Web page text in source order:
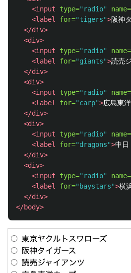
<input
type="radio" name=
<label
for="tigers">阪神
</div>
<div>
<input
type="radio" name=
<label
for="giants">読売
</div>
<div>
<input
type="radio" name=
<label
for="carp">広島東
</div>
<div>
<input
type="radio" name=
<label
for="dragons">中日
</div>
<div>
<input
type="radio" name=
<label
for="baystars">横
</div>
</body>